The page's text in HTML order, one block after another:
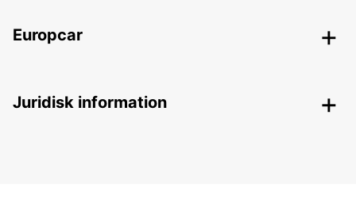
Europcar
Juridisk information